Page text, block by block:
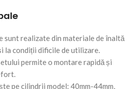
sunt realizate din materiale de înaltă
la condiții dificile de utilizare.
permite o montare rapidă și
pe cilindrii model: 40mm-44mm,